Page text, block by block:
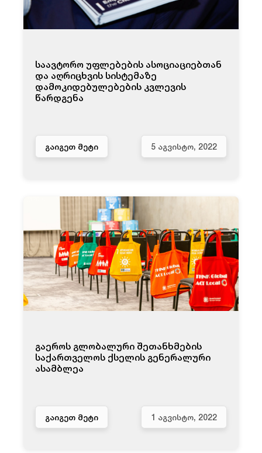
საავტორო უფლებების ასოციაციებთან
და აღრიცხვის სისტემაზე
დამოკიდებულებების კვლევის
წარდგენა
ᲒᲐᲘᲒᲔᲗ ᲛᲔᲢᲘ 5 ᲐᲒᲕᲘᲡᲢᲝ, 2022
გაეროს გლობალური შეთანხმების
საქართველოს ქსელის გენერალური
ასამბლეა
ᲒᲐᲘᲒᲔᲗ ᲛᲔᲢᲘ 1 ᲐᲒᲕᲘᲡᲢᲝ, 2022